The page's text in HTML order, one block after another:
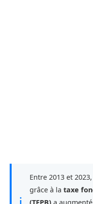
Entre 2013 et
grâce à la taxe
(TFPB) a